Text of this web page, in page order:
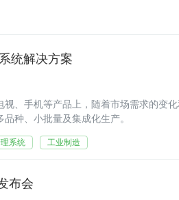
统解决方案
、手机等产品上，随着市场需求的变
种、小批量及集成化生产。
系统 工业制造
布会